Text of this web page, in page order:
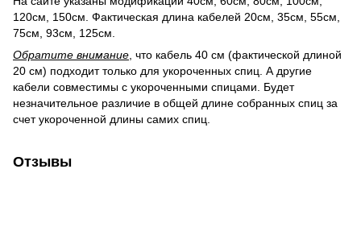
120см, 150см. Фактическая длина кабелей 20см, 35см, 55см,
75см, 93см, 125см.
Обратите внимание , что кабель 40 см (фактической длиной
20 см) подходит только для укороченных спиц. А другие
кабели совместимы с укороченными спицами. Будет
незначительное различие в общей длине собранных спиц за
счет укороченной длины самих спиц.
Отзывы